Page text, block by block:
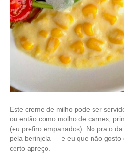
Este creme de milho pode ser
ou então como molho de carnes,
(eu prefiro empanados). No prato
pela berinjela — e eu que não gosto
certo apreço.